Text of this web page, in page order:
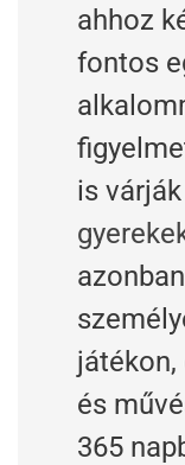
ahhoz
fontos
is
és
365